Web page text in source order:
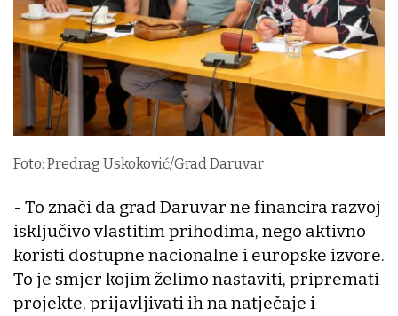
Foto: Predrag Uskoković/Grad Daruvar
- To znači da grad Daruvar ne financira razvoj
isključivo vlastitim prihodima, nego aktivno
koristi dostupne nacionalne i europske izvore.
To je smjer kojim želimo nastaviti, pripremati
projekte, prijavljivati ih na natječaje i